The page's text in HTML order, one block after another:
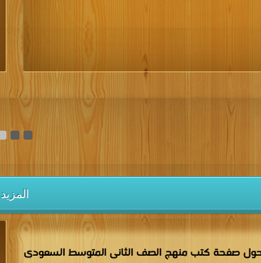
المزيد
حول صفحة كتب منهج الصف الثانى المتوسط السعودى